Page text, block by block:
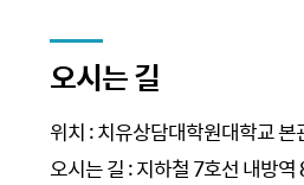
오시는 길
위치 : 치유상담대학원대학교
오시는 길 : 지하철 7호선 내방